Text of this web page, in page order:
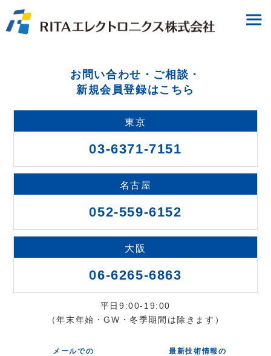
お問い合わせ・ご相談・
新規会員登録はこちら
東京
03-6371-7151
名古屋
052-559-6152
大阪
06-6265-6863
平日9:00-19:00
（年末年始・GW・冬季期間は除きます）
メールでの
最新技術情報の